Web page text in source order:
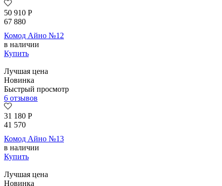
50 910 Р
67 880
Комод Айно №12
в наличии
Купить
Лучшая цена
Новинка
Быстрый просмотр
6 отзывов
31 180 Р
41 570
Комод Айно №13
в наличии
Купить
Лучшая цена
Новинка